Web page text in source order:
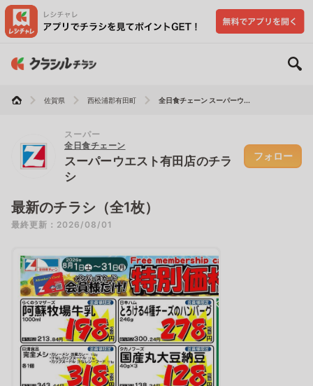
佐賀県 西松浦郡有田町 全日食チェーン スーパーウ...
スーパー
全日食チェーン
スーパーウエスト有田店のチラ
シ
フォロー
最新のチラシ（全1枚）
最終更新：2026/08/01